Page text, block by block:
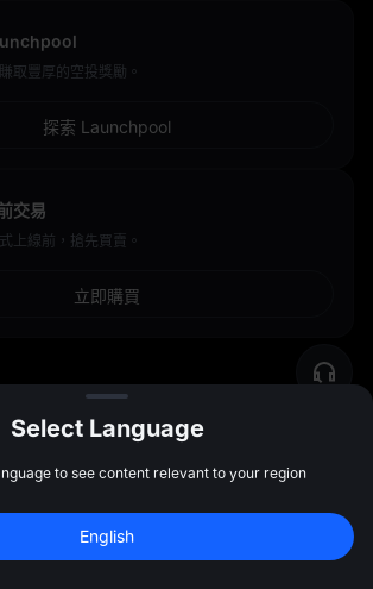
取豐厚的空投獎勵。
探索 Launchpool
交易
上線前，搶先買賣。
立即購買
憂。探索最新的TRIA (TRIA) price
10,000 USDT 獎勵
Select Language
to see content relevant to your region
English